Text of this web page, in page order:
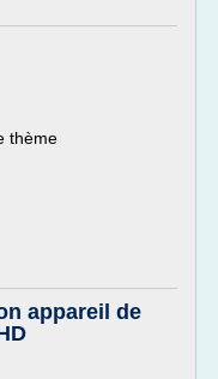
thème
appareil de